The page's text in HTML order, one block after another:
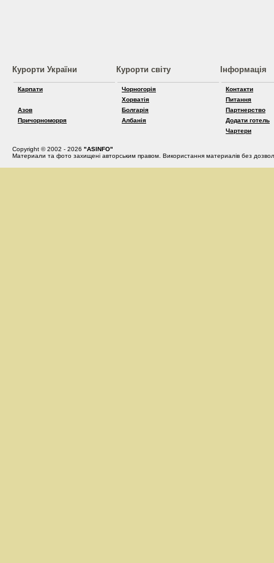
Курорти України
Карпати
Азов
Причорноморря
Курорти світу
Чорногорія
Хорватія
Болгарія
Албанія
Інформація
Контакти
Питання
Партнерство
Додати готель
Чартери
Copyright © 2002 - 2026 "ASINFO"
Материали та фото захищені авторським правом. Використання материалів без